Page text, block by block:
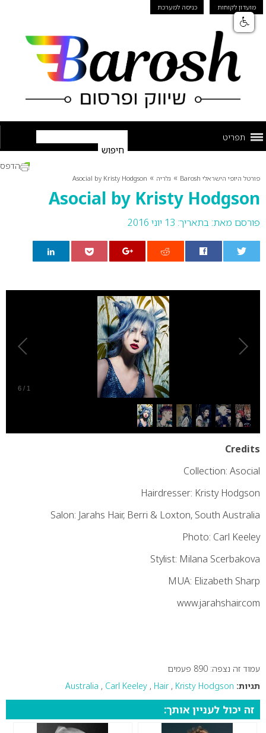
מועדון לקוחות כניסה למערכת
תפריט
פורטל היופי הישראלי Barosh » גלריה »
Asocial by Kristy Hodgson
Asocial by Kristy Hodgson
פורסם מאת: בתאריך: 13 יוני 2016
הדפס
1
/
6
Credits
Collection: Asocial
Hairdresser: Kristy Hodgson
Salon: Jarahs Hair, Berri & Loxton, South Australia
Photo: Carl Keeley
Stylist: Milana Scerbakova
MUA: Elizabeth Sharp
www.jarahshair.com
עמוד זה נצפה: 890 פעמים
תגיות:
Australia , Carl Keeley , Hair, Kristy Hodgson
זה יכול לעניין אותך: